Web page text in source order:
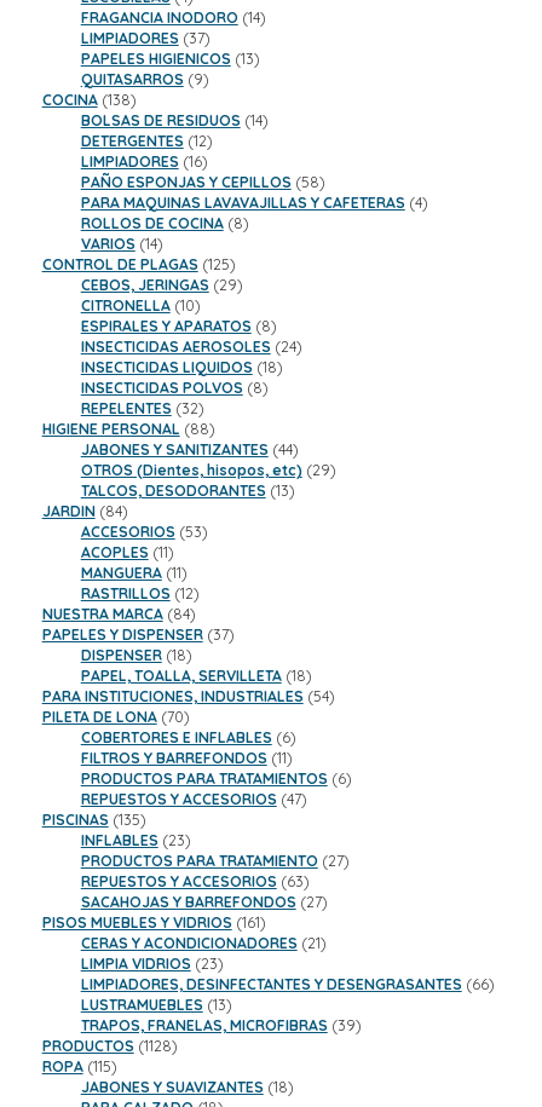
productos
FRAGANCIA INODORO 1414
LIMPIADORES 3737
productos
PAPELES HIGIENICOS 1313
QUITASARROS 99
COCINA 138138
productos
BOLSAS DE RESIDUOS 1414
DETERGENTES 1212
productos
LIMPIADORES 1616
productos
PAÑO ESPONJAS Y CEPILLOS 5858
productos
PARA MAQUINAS LAVAVAJILLAS Y CAFETERAS 44
ROLLOS DE COCINA 88
VARIOS 1414
productos
CONTROL DE PLAGAS 125125
productos
CEBOS, JERINGAS 2929
CITRONELLA 1010
productos
ESPIRALES Y APARATOS 88
productos
INSECTICIDAS AEROSOLES 2424
INSECTICIDAS LIQUIDOS 1818
INSECTICIDAS POLVOS 88
REPELENTES 3232
productos
HIGIENE PERSONAL 8888
productos
JABONES Y SANITIZANTES 4444
productos
OTROS (Dientes, hisopos, etc) 2929
TALCOS, DESODORANTES 1313
JARDIN 8484
productos
ACCESORIOS 5353
ACOPLES 1111
productos
MANGUERA 1111
productos
RASTRILLOS 1212
productos
NUESTRA MARCA 8484
productos
PAPELES Y DISPENSER 3737
DISPENSER 1818
productos
PAPEL, TOALLA, SERVILLETA 1818
productos
PARA INSTITUCIONES, INDUSTRIALES 5454
PILETA DE LONA 7070
productos
COBERTORES E INFLABLES 66
productos
FILTROS Y BARREFONDOS 1111
productos
PRODUCTOS PARA TRATAMIENTOS 66
REPUESTOS Y ACCESORIOS 4747
PISCINAS 135135
productos
INFLABLES 2323
productos
PRODUCTOS PARA TRATAMIENTO 2727
REPUESTOS Y ACCESORIOS 6363
productos
SACAHOJAS Y BARREFONDOS 2727
PISOS MUEBLES Y VIDRIOS 161161
productos
CERAS Y ACONDICIONADORES 2121
LIMPIA VIDRIOS 2323
productos
LIMPIADORES, DESINFECTANTES Y DESENGRASANTES 6666
LUSTRAMUEBLES 1313
productos
TRAPOS, FRANELAS, MICROFIBRAS 3939
PRODUCTOS 11281128
ROPA 115115
productos
JABONES Y SUAVIZANTES 1818